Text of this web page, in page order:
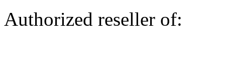
Authorized reseller of: